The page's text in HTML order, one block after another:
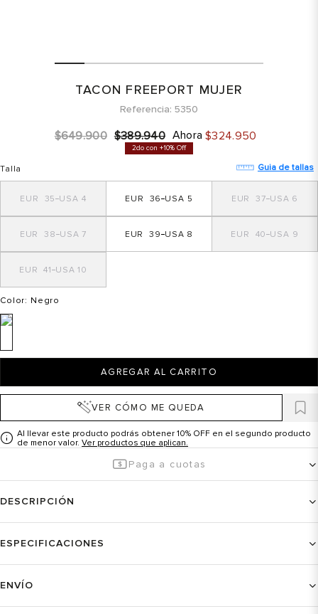
TACON FREEPORT MUJER
Referencia 5350
$649.900 $389.940 Ahora $324.950
2do con +10% Off
Talla Guia de tallas
4
35 5
36 6
37
7
38 8
39 9
40
10
41
Color: Negro
AGREGAR AL CARRITO
VER CÓMO ME QUEDA
Al llevar este producto podrás obtener 10% OFF en el segundo producto
de menor valor. Ver productos que aplican.
Paga a cuotas
DESCRIPCIÓN
ESPECIFICACIONES
ENVÍO